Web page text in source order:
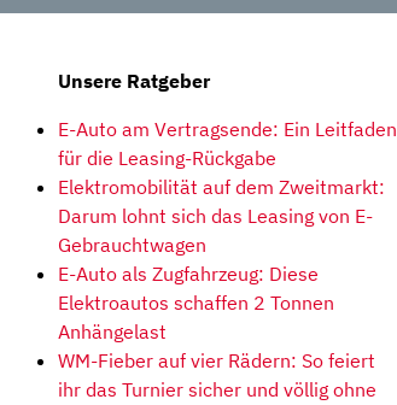
Unsere Ratgeber
E-Auto am Vertragsende: Ein Leitfaden
für die Leasing-Rückgabe
Elektromobilität auf dem Zweitmarkt:
Darum lohnt sich das Leasing von E-
Gebrauchtwagen
E-Auto als Zugfahrzeug: Diese
Elektroautos schaffen 2 Tonnen
Anhängelast
WM-Fieber auf vier Rädern: So feiert
ihr das Turnier sicher und völlig ohne